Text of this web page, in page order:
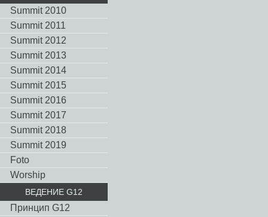
Summit 2010
Summit 2011
Summit 2012
Summit 2013
Summit 2014
Summit 2015
Summit 2016
Summit 2017
Summit 2018
Summit 2019
Foto
Worship
ВЕДЕНИЕ G12
Принцип G12